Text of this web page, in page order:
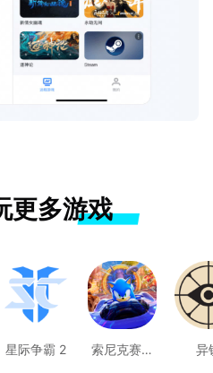
更多游戏
星际争霸 2
索尼克赛车
异